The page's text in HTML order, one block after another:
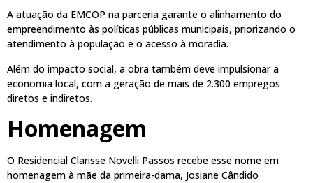
A atuação da EMCOP na parceria garante o alinhamento do
empreendimento às políticas públicas municipais, priorizando o
atendimento à população e o acesso à moradia.
Além do impacto social, a obra também deve impulsionar a
economia local, com a geração de mais de 2.300 empregos
diretos e indiretos.
Homenagem
O Residencial Clarisse Novelli Passos recebe esse nome em
homenagem à mãe da primeira-dama, Josiane Cândido